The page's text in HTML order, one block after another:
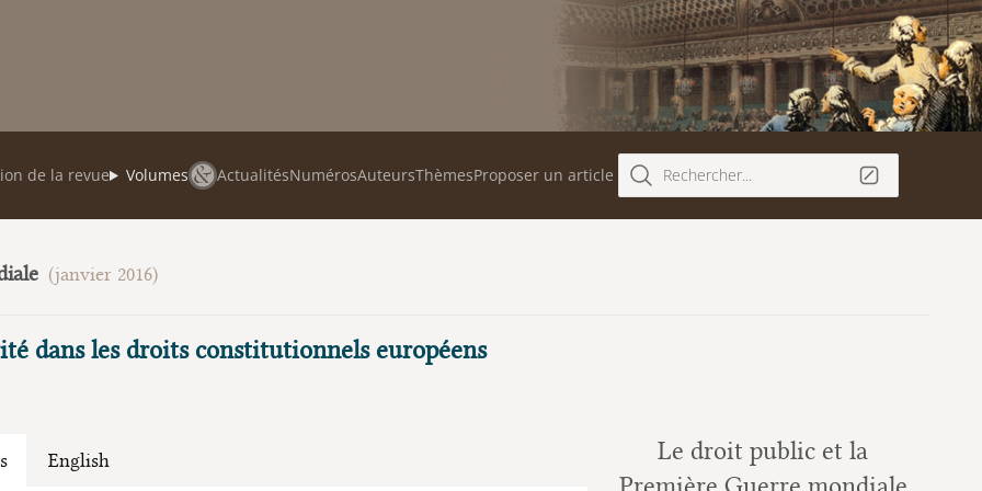
de la revue Volumes ActualitésNumérosAuteursThèmesProposer un article Rechercher...
(janvier 2016)
dans les droits constitutionnels européens
English
Le droit public et la